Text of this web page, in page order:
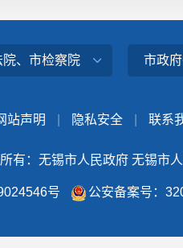
院、市检察院 市政
站声明 隐私安全 联系
有：无锡市人民政府 无锡市
号 公安备案号：